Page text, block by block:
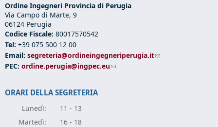
Ordine Ingegneri Provincia di Perugia
Via Campo di Marte, 9
06124 Perugia
Codice Fiscale: 80017570542
Tel: +39 075 500 12 00
Email: segreteria@ordineingegneriperugia.it(link sends e-mail)
PEC: ordine.perugia@ingpec.eu(link sends e-mail)
ORARI DELLA SEGRETERIA
Lunedì:
11 - 13
Martedì:
16 - 18